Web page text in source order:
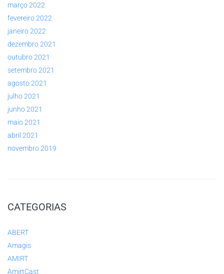
março 2022
fevereiro 2022
janeiro 2022
dezembro 2021
outubro 2021
setembro 2021
agosto 2021
julho 2021
junho 2021
maio 2021
abril 2021
novembro 2019
CATEGORIAS
ABERT
Amagis
AMIRT
AmirtCast